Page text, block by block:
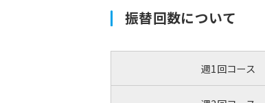
振替回数について
週1回コース